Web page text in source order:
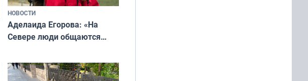
НОВОСТИ
Аделаида Егорова: «На
Севере люди общаются
а потому что
ты им интересен»